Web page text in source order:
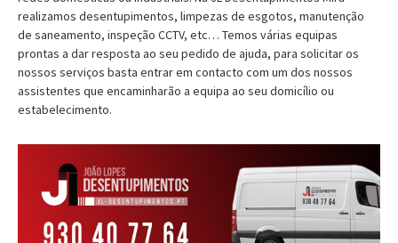
realizamos desentupimentos, limpezas de esgotos, manutenção
de saneamento, inspeção CCTV, etc… Temos várias equipas
prontas a dar resposta ao seu pedido de ajuda, para solicitar os
nossos serviços basta entrar em contacto com um dos nossos
assistentes que encaminharão a equipa ao seu domicílio ou
estabelecimento.